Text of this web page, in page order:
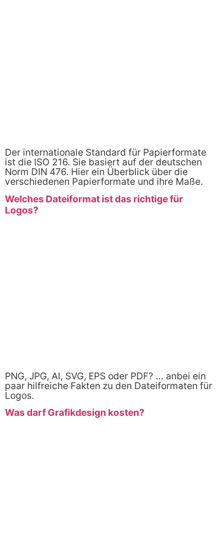
Der internationale Standard für Papierformate
ist die ISO 216. Sie basiert auf der deutschen
Norm DIN 476. Hier ein Überblick über die
verschiedenen Papierformate und ihre Maße.
Welches Dateiformat ist das richtige für
Logos?
PNG, JPG, AI, SVG, EPS oder PDF? … anbei ein
paar hilfreiche Fakten zu den Dateiformaten für
Logos.
Was darf Grafikdesign kosten?